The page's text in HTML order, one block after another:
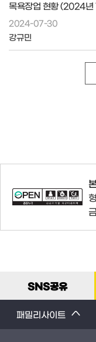
목욕장업 현황 (2024년
2024-07-30
강규민
SNS공유
패밀리사이트